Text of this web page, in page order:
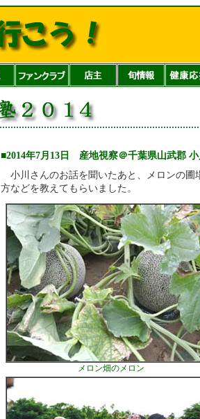
■2014年7月13日 産地視察＠千葉県山武郡
小川さんのお話を聞いたあと、メロンの圃
方などを教えてもらいました。
メロン畑のメロン